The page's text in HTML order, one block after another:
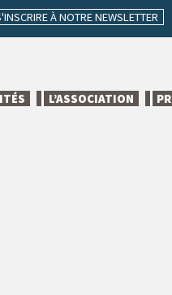
À NOTRE NEWSLETTER
L’ASSOCIATION